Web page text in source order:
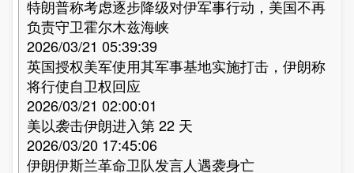
特朗普称考虑逐步降级对伊军事行动，美国不再
负责守卫霍尔木兹海峡
2026/03/21 05:39:39
英国授权美军使用其军事基地实施打击，伊朗称
将行使自卫权回应
2026/03/21 02:00:01
美以袭击伊朗进入第 22 天
2026/03/20 17:45:06
伊朗伊斯兰革命卫队发言人遇袭身亡